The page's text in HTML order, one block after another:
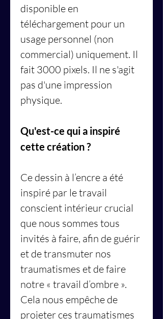
disponible en
téléchargement pour un
usage personnel (non
commercial) uniquement. Il
fait 3000 pixels. Il ne s'agit
pas d'une impression
physique.
Qu'est-ce qui a inspiré
cette création ?
Ce dessin à l’encre a été
inspiré par le travail
conscient intérieur crucial
que nous sommes tous
invités à faire, afin de guérir
et de transmuter nos
traumatismes et de faire
notre « travail d’ombre ».
Cela nous empêche de
projeter ces traumatismes